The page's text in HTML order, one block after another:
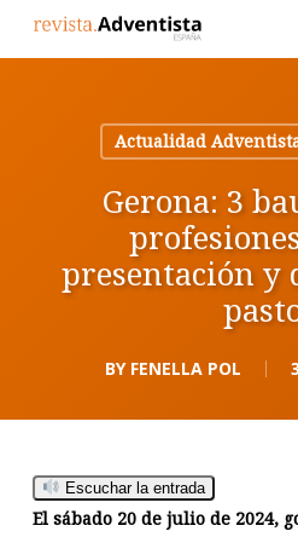
Actualidad
Gerona: 3
presentación y
BY FENELLA POL
Escuchar la entrada
El sábado 20 de julio de 2024,